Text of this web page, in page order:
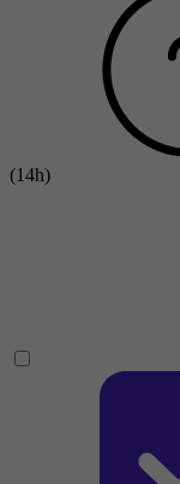
(14h)